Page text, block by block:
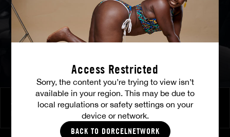
Access Restricted
Sorry, the content you’re trying to view isn’t
available in your region. This may be due to
local regulations or safety settings on your
device or network.
BACK TO DORCELNETWORK
Amitié brûlante
MATTY MILA PEREZ